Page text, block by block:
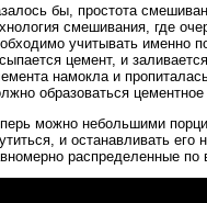
бы, простота
смешивания, где
учитывать именно
цемент, и
намокла и
образоваться
можно небольшими
и останавливать
распределенные по